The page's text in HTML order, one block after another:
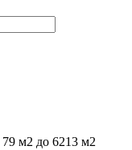
79 м2 до 6213 м2